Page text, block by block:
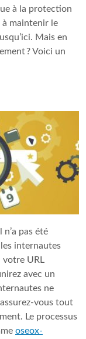
à la protection
à maintenir le
Mais en
? Voici un
n’a pas été
internautes
votre URL
avec un
ne
vous tout
Le processus
oseox-